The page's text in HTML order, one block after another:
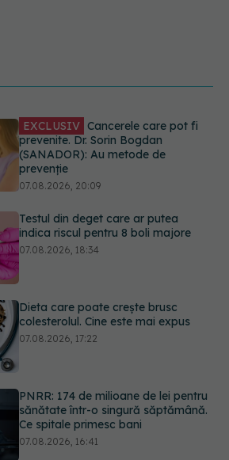
Testul din deget care ar putea
indica riscul pentru 8 boli majore
07.08.2026, 18:34
Dieta care poate crește brusc
colesterolul. Cine este mai expus
07.08.2026, 17:22
PNRR: 174 de milioane de lei pentru
sănătate într-o singură săptămână.
Ce spitale primesc bani
Cât durează simptomele
menopauzei?
07.08.2026, 15:14